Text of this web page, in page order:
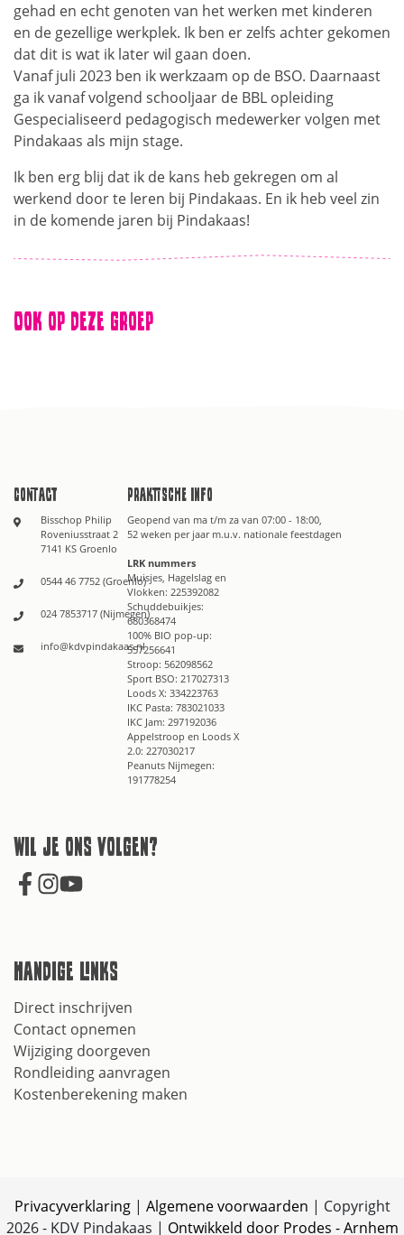
gehad en echt genoten van het werken met kinderen
en de gezellige werkplek. Ik ben er zelfs achter gekomen
dat dit is wat ik later wil gaan doen.
Vanaf juli 2023 ben ik werkzaam op de BSO. Daarnaast
ga ik vanaf volgend schooljaar de BBL opleiding
Gespecialiseerd pedagogisch medewerker volgen met
Pindakaas als mijn stage.
Ik ben erg blij dat ik de kans heb gekregen om al
werkend door te leren bij Pindakaas. En ik heb veel zin
in de komende jaren bij Pindakaas!
Ook op deze groep
Contact
Bisschop Philip
Roveniusstraat 2
7141 KS Groenlo
0544 46 7752 (Groenlo)
024 7853717 (Nijmegen)
info@kdvpindakaas.nl
Praktische info
Geopend van ma t/m za van 07:00 - 18:00,
52 weken per jaar m.u.v. nationale feestdagen
LRK nummers
Muisjes, Hagelslag en
Vlokken: 225392082
Schuddebuikjes:
680368474
100% BIO pop-up:
557256641
Stroop: 562098562
Sport BSO: 217027313
Loods X: 334223763
IKC Pasta: 783021033
IKC Jam: 297192036
Appelstroop en Loods X
2.0: 227030217
Peanuts Nijmegen:
191778254
Wil je ons volgen?
Handige links
Direct inschrijven
Contact opnemen
Wijziging doorgeven
Rondleiding aanvragen
Kostenberekening maken
Privacyverklaring| Algemene voorwaarden | Copyright
2026 - KDV Pindakaas | Ontwikkeld door Prodes - Arnhem